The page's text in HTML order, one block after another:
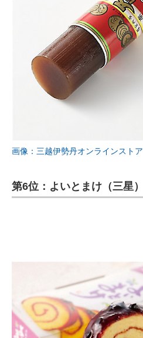
画像：三越伊勢丹オンラインストア
第6位：よいとまけ（三星）